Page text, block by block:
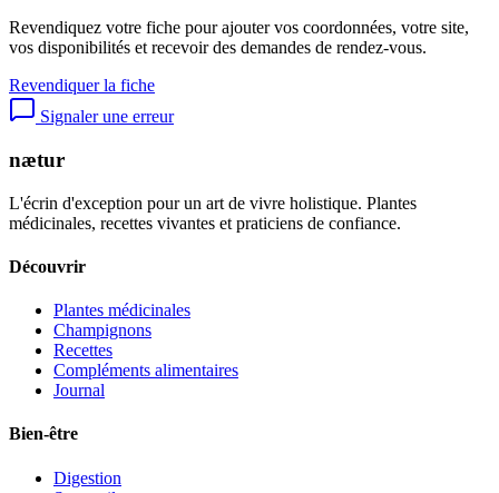
Revendiquez votre fiche pour ajouter vos coordonnées, votre site,
vos disponibilités et recevoir des demandes de rendez-vous.
Revendiquer la fiche
Signaler une erreur
nætur
L'écrin d'exception pour un art de vivre holistique. Plantes
médicinales, recettes vivantes et praticiens de confiance.
Découvrir
Plantes médicinales
Champignons
Recettes
Compléments alimentaires
Journal
Bien-être
Digestion